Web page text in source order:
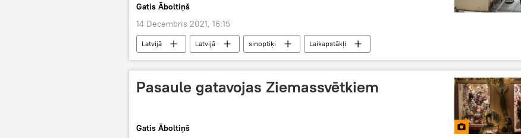
Gatis Āboltiņš
14 Decembris 2021, 16:15
Latvijā Latvijā sinoptiķi Laikapstākļi
Pasaule gatavojas Ziemassvētkiem
Gatis Āboltiņš